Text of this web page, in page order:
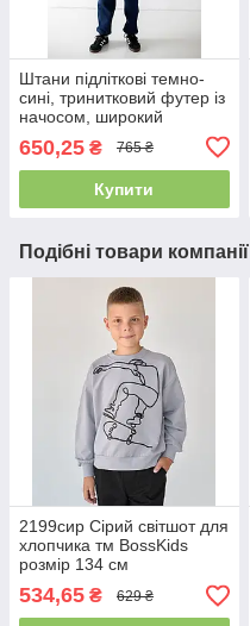
Штани підліткові темно-
сині, тринитковий футер із
начосом, широкий
шнурками розмір 158
650,25 ₴ 765 ₴
Купити
Подібні товари компанії
2199сир Сірий світшот для
хлопчика тм BossKids
розмір 134 см
534,65 ₴ 629 ₴